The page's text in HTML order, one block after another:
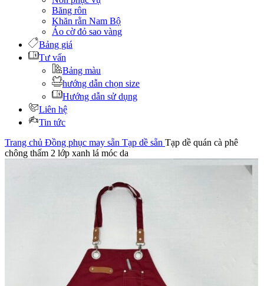
Băng rôn
Khăn rằn Nam Bộ
Áo cờ đỏ sao vàng
Bảng giá
Tư vấn
Bảng màu
hướng dẫn chọn size
Hướng dẫn sử dụng
Liên hệ
Tin tức
Trang chủ Đồng phục may sẵn Tạp dề sẵn Tạp dề quán cà phê
chông thấm 2 lớp xanh lá móc da